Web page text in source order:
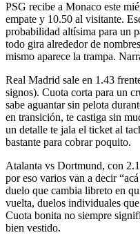
PSG recibe a Monaco este
empate y 10.50 al visitante.
probabilidad altísima para un
todo gira alrededor de
mismo aparece la trampa.
Real Madrid sale en 1.43
signos). Cuota corta para un
sabe aguantar sin pelota
en transición, te castiga sin
un detalle te jala el ticket al
bastante para cobrar poquito.
Atalanta vs Dortmund, con
por eso varios van a decir
duelo que cambia libreto en
vuelta, duelos individuales
Cuota bonita no siempre
bien vestido.